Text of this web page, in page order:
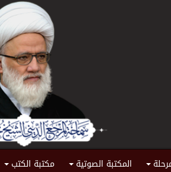
المكتبة الصوتية مكتبة الكتب